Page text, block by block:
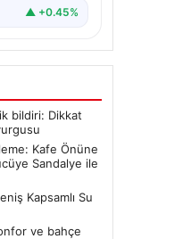
▲ +0.45%
bildiri: Dikkat
Kafe Önüne
Sandalye ile
Kapsamlı Su
ve bahçe